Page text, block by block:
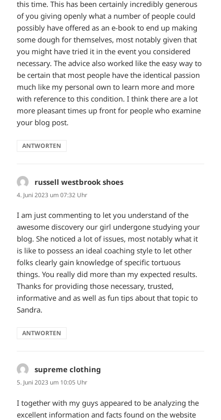
this time. This has been certainly incredibly generous
of you giving openly what a number of people could
possibly have offered as an e-book to end up making
some dough for themselves, most notably given that
you might have tried it in the event you considered
necessary. The advice also worked like the easy way to
be certain that most people have the identical passion
much like my personal own to learn more and more
with reference to this condition. I think there are a lot
more pleasant times up front for people who examine
your blog post.
ANTWORTEN
russell westbrook shoes
4. Juni 2023 um 07:32 Uhr
I am just commenting to let you understand of the
awesome discovery our girl undergone studying your
blog. She noticed a lot of issues, most notably what it
is like to possess an ideal coaching style to let other
folks clearly gain knowledge of specific tortuous
things. You really did more than my expected results.
Thanks for providing those necessary, trusted,
informative and as well as fun tips about that topic to
Sandra.
ANTWORTEN
supreme clothing
5. Juni 2023 um 10:05 Uhr
I together with my guys appeared to be analyzing the
excellent information and facts found on the website